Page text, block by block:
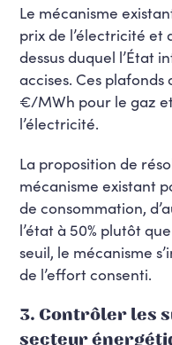
Le mécanisme
prix de l’électricité
dessus duquel l’État
accises. Ces
€/MWh pour le gaz
l’électricité.
La proposition de
mécanisme existant
de consommation,
l’état à 50% plutôt
seuil, le mécanisme
de l’effort consenti.
3. Contrôler les
secteur